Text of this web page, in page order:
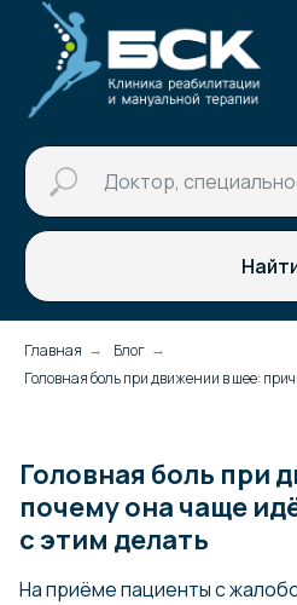
Главная → Блог →
Головная боль при движении в шее:
Головная боль при
почему она чаще
с этим делать
На приёме пациенты с